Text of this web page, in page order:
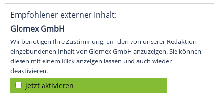
Empfohlener externer Inhalt:
Glomex GmbH
Wir benötigen Ihre Zustimmung, um den von unserer Redaktion
eingebundenen Inhalt von Glomex GmbH anzuzeigen. Sie können
diesen mit einem Klick anzeigen lassen und auch wieder
deaktivieren.
jetzt aktivieren